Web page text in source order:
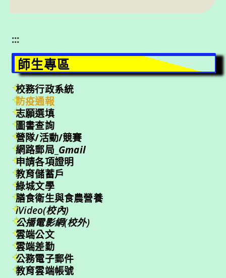
:::
師生專區
校務行政系統
防疫通報
志願選填
圖書查詢
營隊/活動/競賽
網路郵局_ Gmail
申請各項證明
教育儲蓄戶
綠城文學
膳食衛生與食農營養
iVideo(校內)
公播電影網(校外)
雲端公文
雲端差勤
公務電子郵件
教育雲端帳號